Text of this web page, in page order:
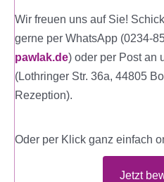
Wir freuen uns auf Sie!
gerne per WhatsApp (0234-
pawlak.de) oder per Post an
(Lothringer Str. 36a, 44805
Rezeption).
Oder per Klick ganz einfach
Jetzt